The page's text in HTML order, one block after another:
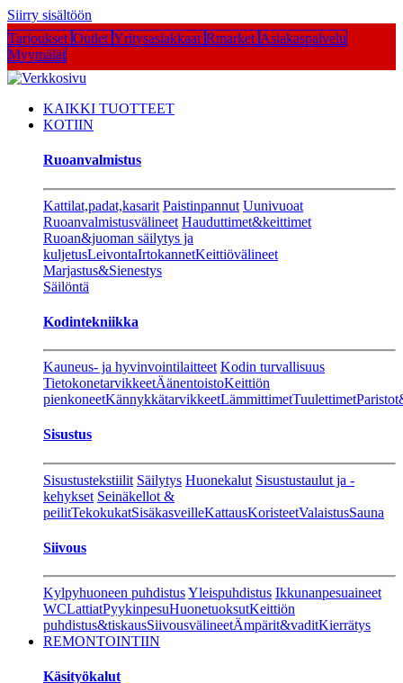
Siirry sisältöön
Tarjoukset Outlet Yritysasiakkaat Rmarket Asiakaspalvelu
Myymälät
KAIKKI TUOTTEET
KOTIIN
Ruoanvalmistus
Kattilat,padat,kasarit Paistinpannut Uunivuoat
Ruoanvalmistusvälineet Hauduttimet&keittimet
Ruoan&juoman säilytys ja
kuljetusLeivontaIrtokannetKeittiövälineet
Marjastus&Sienestys
Säilöntä
Kodintekniikka
Kauneus- ja hyvinvointilaitteet Kodin turvallisuus
TietokonetarvikkeetÄänentoistoKeittiön
pienkoneetKännykkätarvikkeetLämmittimetTuulettimet
Sisustus
Sisustustekstiilit Säilytys Huonekalut Sisustustaulut ja -
kehykset Seinäkellot &
peilitTekokukatSisäkasveilleKattausKoristeetValaistusSauna
Siivous
Kylpyhuoneen puhdistusYleispuhdistus Ikkunanpesuaineet
WCLattiatPyykinpesuHuonetuoksutKeittiön
puhdistus&tiskausSiivousvälineetÄmpärit&vaditKierrätys
REMONTOINTIIN
Käsityökalut